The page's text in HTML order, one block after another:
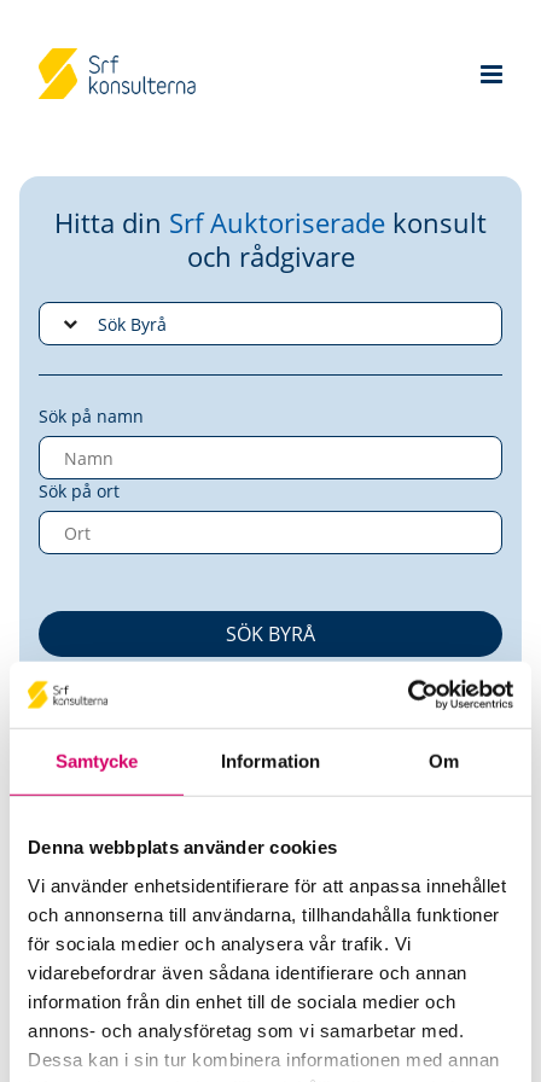
Samtycke Information Om
Denna webbplats använder cookies
Vi använder enhetsidentifierare för att anpassa innehållet
och annonserna till användarna, tillhandahålla funktioner
för sociala medier och analysera vår trafik. Vi
vidarebefordrar även sådana identifierare och annan
information från din enhet till de sociala medier och
annons- och analysföretag som vi samarbetar med.
Dessa kan i sin tur kombinera informationen med annan
Hitta din Srf Auktoriserade konsult
och rådgivare
Sök på namn
Sök på ort
Affärskontakten Sverige AB
Srf Auktoriserade konsulter
Carina Berntsson
Auktoriserad Redovisningskonsult, Srf Certifierad
Affärsrådgivare
Skicka e-post